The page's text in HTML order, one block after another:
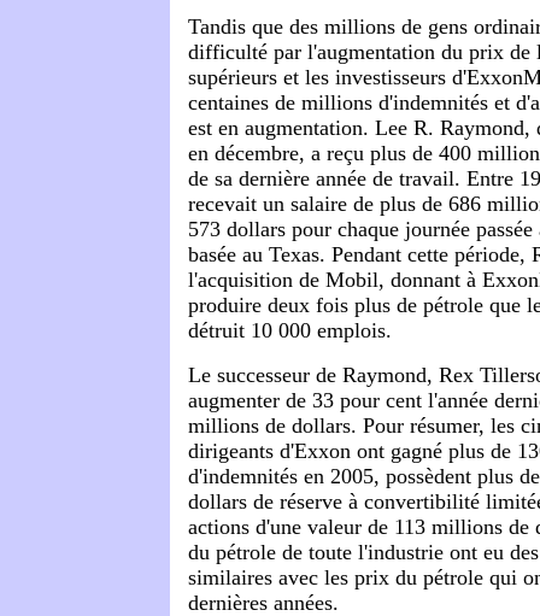
Tandis que des millions de gens
difficulté par l'augmentation du prix de
supérieurs et les investisseurs
centaines de millions d'indemnités et
est en augmentation. Lee R. Raymond,
en décembre, a reçu plus de 400
de sa dernière année de travail. Entre
recevait un salaire de plus de 686
573 dollars pour chaque journée
basée au Texas. Pendant cette période,
l'acquisition de Mobil, donnant à
produire deux fois plus de pétrole que
détruit 10 000 emplois.
Le successeur de Raymond, Rex
augmenter de 33 pour cent l'année
millions de dollars. Pour résumer, les
dirigeants d'Exxon ont gagné plus de
d'indemnités en 2005, possèdent plus
dollars de réserve à convertibilité
actions d'une valeur de 113 millions de
du pétrole de toute l'industrie ont eu
similaires avec les prix du pétrole qui
dernières années.